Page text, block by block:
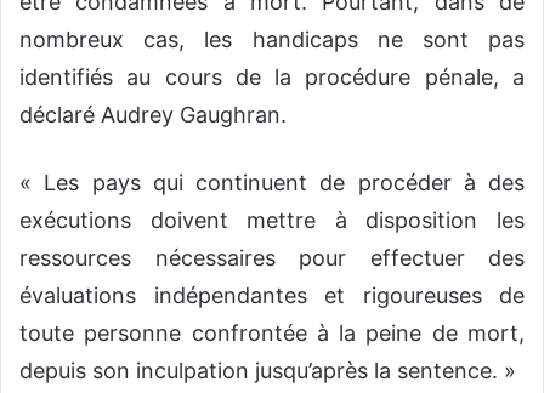
nombreux cas, les handicaps ne sont pas
identifiés au cours de la procédure pénale, a
déclaré Audrey Gaughran.
« Les pays qui continuent de procéder à des
exécutions doivent mettre à disposition les
ressources nécessaires pour effectuer des
évaluations indépendantes et rigoureuses de
toute personne confrontée à la peine de mort,
depuis son inculpation jusqu’après la sentence. »